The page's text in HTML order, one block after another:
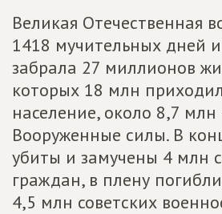
Великая Отечественная
1418 мучительных дней
забрала 27 миллионов
которых 18 млн
население, около 8,7 млн
Вооруженные силы. В
убиты и замучены 4 млн
граждан, в плену
4,5 млн советских